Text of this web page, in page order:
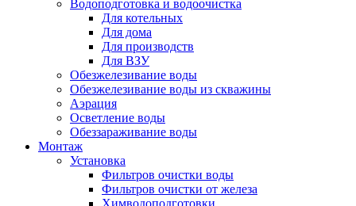
Водоподготовка и водоочистка
Для котельных
Для дома
Для производств
Для ВЗУ
Обезжелезивание воды
Обезжелезивание воды из скважины
Аэрация
Осветление воды
Обеззараживание воды
Монтаж
Установка
Фильтров очистки воды
Фильтров очистки от железа